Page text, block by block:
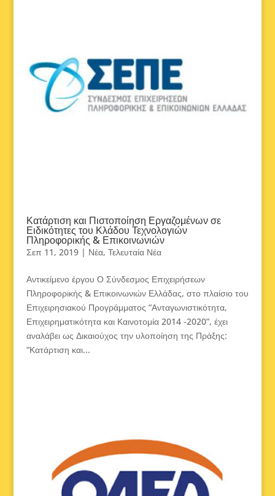
Κατάρτιση και Πιστοποίηση Εργαζομένων σε
Ειδικότητες του Κλάδου Τεχνολογιών
Πληροφορικής & Επικοινωνιών
Σεπ 11, 2019| Νέα, Τελευταία Νέα
Αντικείμενο έργου Ο Σύνδεσμος Επιχειρήσεων
Πληροφορικής & Επικοινωνιών Ελλάδας, στο πλαίσιο του
Επιχειρησιακού Προγράμματος “Ανταγωνιστικότητα,
Επιχειρηματικότητα και Καινοτομία 2014 -2020”, έχει
αναλάβει ως Δικαιούχος την υλοποίηση της Πράξης:
“Κατάρτιση και...